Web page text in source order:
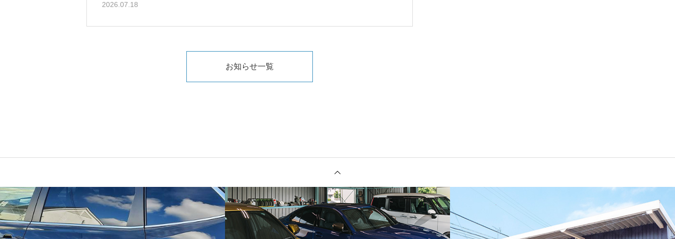
2026.07.18
お知らせ一覧